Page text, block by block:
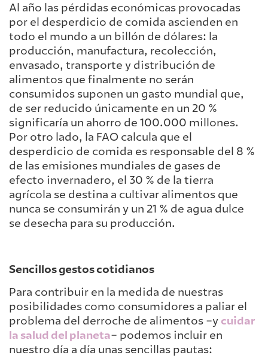
Al año las pérdidas económicas provocadas
por el desperdicio de comida ascienden en
todo el mundo a un billón de dólares: la
producción, manufactura, recolección,
envasado, transporte y distribución de
alimentos que finalmente no serán
consumidos suponen un gasto mundial que,
de ser reducido únicamente en un 20 %
significaría un ahorro de 100.000 millones.
Por otro lado, la FAO calcula que el
desperdicio de comida es responsable del 8 %
de las emisiones mundiales de gases de
efecto invernadero, el 30 % de la tierra
agrícola se destina a cultivar alimentos que
nunca se consumirán y un 21 % de agua dulce
se desecha para su producción.
Sencillos gestos cotidianos
Para contribuir en la medida de nuestras
posibilidades como consumidores a paliar el
problema del derroche de alimentos –y cuidar
la salud del planeta– podemos incluir en
nuestro día a día unas sencillas pautas: